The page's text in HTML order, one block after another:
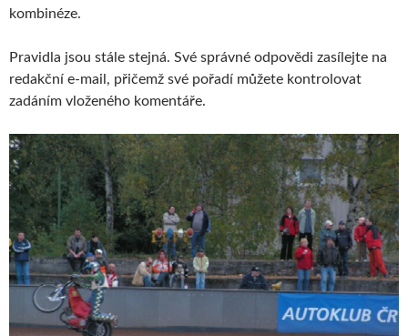
kombinéze.
Pravidla jsou stále stejná. Své správné odpovědi zasílejte na
redakční e-mail, přičemž své pořadí můžete kontrolovat
zadáním vloženého komentáře.